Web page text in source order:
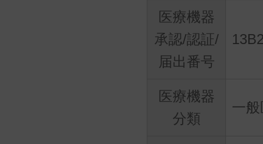
医療機器
承認/認証/
届出番号
医療機器
分類
一